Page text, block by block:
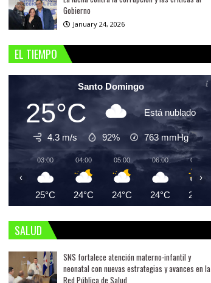
Gobierno
January 24, 2026
EL TIEMPO
Santo Domingo
25°C Está nublado
4.3 m/s 92% 763 mmHg
03:00
25°C
04:00
24°C
05:00
24°C
06:00
24°C
07:00
25°C
‹ ›
SALUD
SNS fortalece atención materno-infantil y
neonatal con nuevas estrategias y avances en la
Red Pública de Salud